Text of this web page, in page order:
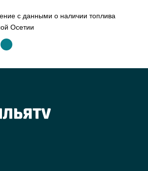
с данными о наличии топлива
Осетии